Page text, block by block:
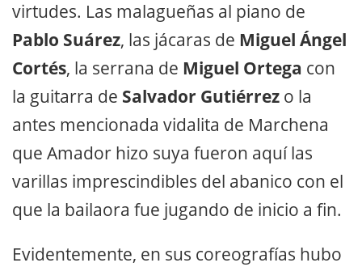
virtudes. Las malagueñas al piano de
Pablo Suárez, las jácaras de Miguel Ángel
Cortés, la serrana de Miguel Ortega con
la guitarra de Salvador Gutiérrez o la
antes mencionada vidalita de Marchena
que Amador hizo suya fueron aquí las
varillas imprescindibles del abanico con el
que la bailaora fue jugando de inicio a fin.
Evidentemente, en sus coreografías hubo